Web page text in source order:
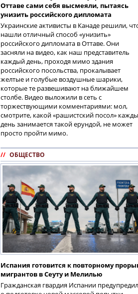
Оттаве сами себя высмеяли, пытаясь
унизить российского дипломата
Украинские активисты в Канаде решили,
нашли отличный способ «унизить»
российского дипломата в Оттаве. Они
засняли на видео, как наш представитель
каждый день, проходя мимо здания
российского посольства, прокалывает
желтые и голубые воздушные шарики,
которые те развешивают на ближайшем
столбе. Видео выложили в сеть с
торжествующими комментариями: мол,
смотрите, какой «рашистский посол»
день занимается такой ерундой, не может
просто пройти мимо.
// ОБЩЕСТВО
Испания готовится к повторному
мигрантов в Сеуту и Мелилью
Гражданская гвардия Испании